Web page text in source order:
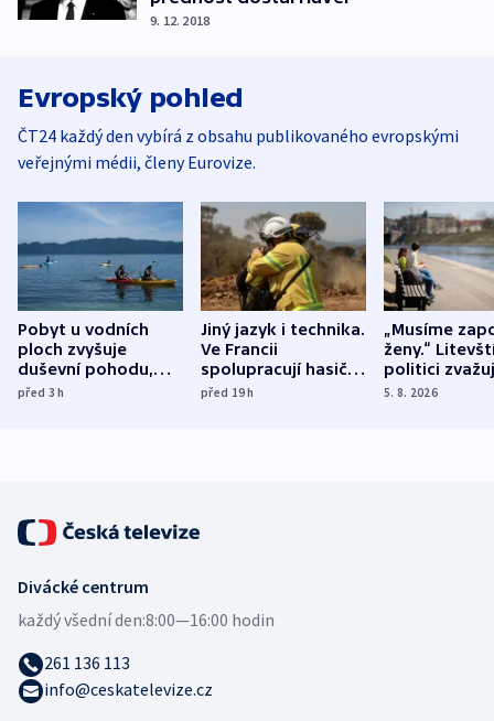
9. 12. 2018
Evropský pohled
ČT24 každý den vybírá z obsahu publikovaného evropskými
veřejnými médii, členy Eurovize.
Pobyt u vodních
ploch zvyšuje
duševní pohodu,
ukázala
před 3h
Jiný jazyk i technika.
Ve Francii
spolupracují hasiči z
různých zemí
před 19h
„Musíme
ženy.“
politici
dohodu o
5. 8. 2026
Divácké centrum
každý všední den:8:00—16:00 hodin
261 136 113
info@ceskatelevize.cz